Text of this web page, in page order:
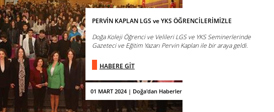
01 MART 2024 | Doğa'dan Haberler
PERVİN KAPLAN LGS ve YKS ÖĞRENCİLERİMİZLE
Doğa Koleji Öğrenci ve Velileri LGS ve YKS Seminerlerinde
Gazeteci ve Eğitim Yazarı Pervin Kaplan ile bir araya geldi.
HABERE GİT